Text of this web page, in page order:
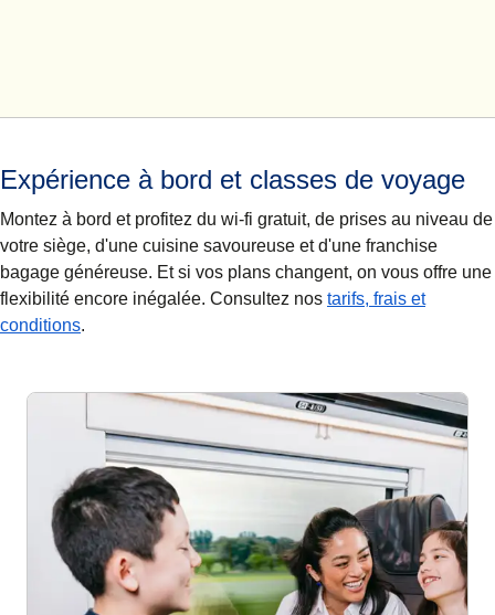
Expérience à bord et classes de voyage
Montez à bord et profitez du wi-fi gratuit, de prises au niveau de
votre siège, d'une cuisine savoureuse et d'une franchise
bagage généreuse. Et si vos plans changent, on vous offre une
flexibilité encore inégalée. Consultez nos tarifs, frais et
conditions.